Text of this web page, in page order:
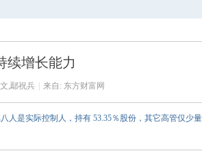
续增长能力
,鄢祝兵 来自: 东方财富网
实际控制人，持有 53.35％股份，其它高管仅少